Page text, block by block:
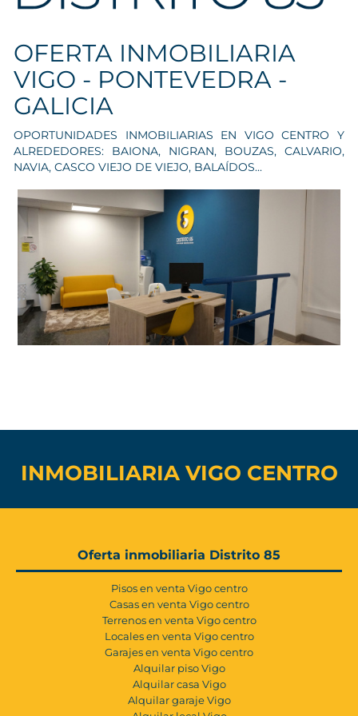
OFERTA INMOBILIARIA
VIGO - PONTEVEDRA -
GALICIA
OPORTUNIDADES INMOBILIARIAS EN VIGO CENTRO Y
ALREDEDORES: BAIONA, NIGRAN, BOUZAS, CALVARIO,
NAVIA, CASCO VIEJO DE VIEJO, BALAÍDOS...
INMOBILIARIA VIGO CENTRO
Oferta inmobiliaria Distrito 85
Pisos en venta Vigo centro
Casas en venta Vigo centro
Terrenos en venta Vigo centro
Locales en venta Vigo centro
Garajes en venta Vigo centro
Alquilar piso Vigo
Alquilar casa Vigo
Alquilar garaje Vigo